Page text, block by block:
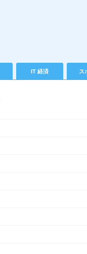
IT 経済 ス